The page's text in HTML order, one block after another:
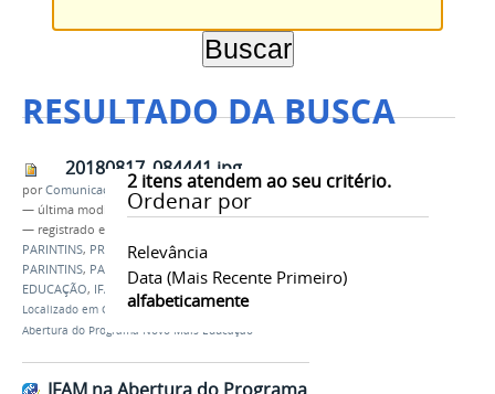
RESULTADO DA BUSCA
2itens atendem ao seu critério.
Ordenar por
Relevância
Data (mais Recente Primeiro)
alfabeticamente
20180817_084441.jpg
porComunicação CPR
— última modificação21/08/2018 15h28
— registrado em:
PARINTINS, PREFEITURA MUNICIPAL DE
PARINTINS, PARINTINS
PROGRAMA NOVO MAIS
EDUCAÇÃO, IFAM ,CAMPUS
Localizado em CAMPUS /…/Notícias/IFAM na
Abertura do Programa Novo Mais Educação
IFAM na Abertura do Programa